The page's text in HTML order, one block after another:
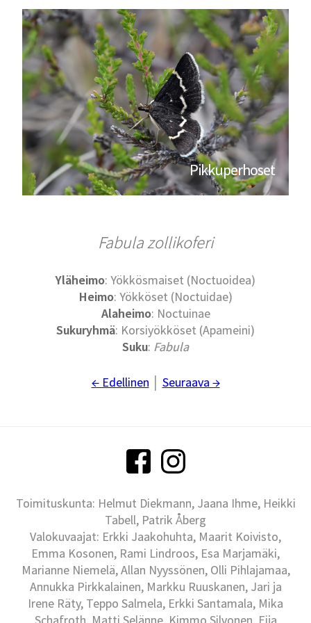
Pikkuperhoset
Fabula zollikoferi
Yläheimo: Yökkösmaiset (Noctuoidea)
Heimo: Yökköset (Noctuidae)
Alaheimo: Noctuinae
Sukuryhmä: Korsiyökköset (Apameini)
Suku: Fabula
← Edellinen Seuraava →
Toimituskunta: Helmut Diekmann, Jaana Ihme, Heikki
Tabell, Patrik Åberg
Valokuvaajat: Erkki Jaakohuhta, Maarit Koivisto,
Emma Kosonen, Rami Lindroos, Esa Marjamäki,
Marianne Niemelä, Allan Nyyssönen, Olli Pihlajamaa,
Annukka Pirkkalainen, Markku Ruuskanen, Jari ja
Irene Räty, Teppo Salmela, Erkki Santamala, Mika